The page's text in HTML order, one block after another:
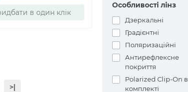
в один клік
>|
Особливості лінз
Дзеркальні
Градієнтні
Поляризаційні
Антирефлексне
покриття
Polarized Clip-On в
комплекті